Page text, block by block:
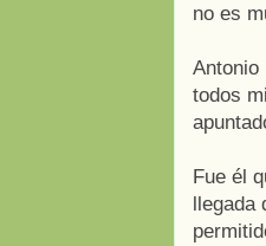
no es
Antonio
todos
Fue él